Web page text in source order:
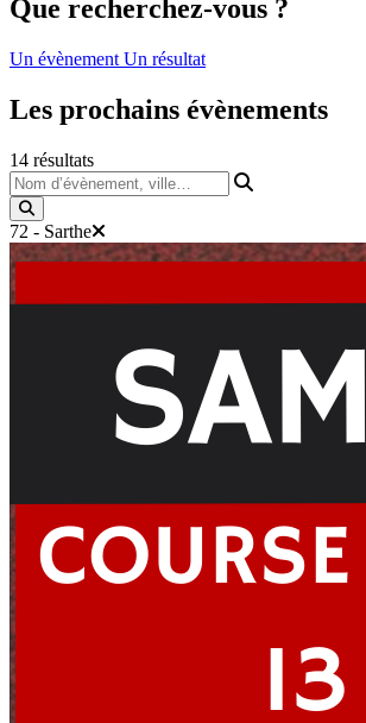
Que recherchez-vous ?
Un évènement Un résultat
Les prochains évènements
14 résultats
Nom d’évènement, ville…
72 - Sarthe